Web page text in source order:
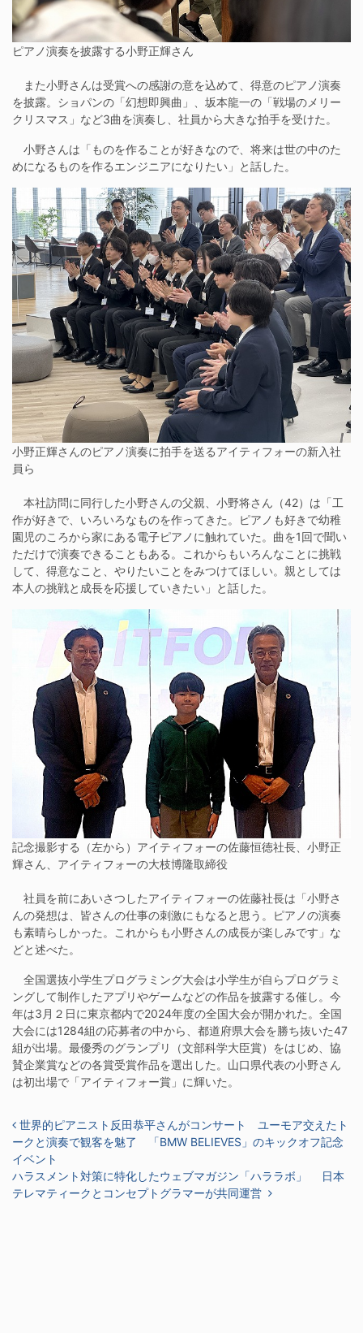
ピアノ演奏を披露する小野正輝さん
また小野さんは受賞への感謝の意を込めて、得意のピアノ演奏
を披露。ショパンの「幻想即興曲」、坂本龍一の「戦場のメリー
クリスマス」など3曲を演奏し、社員から大きな拍手を受けた。
小野さんは「ものを作ることが好きなので、将来は世の中のた
めになるものを作るエンジニアになりたい」と話した。
小野正輝さんのピアノ演奏に拍手を送るアイティフォーの新入社
員ら
本社訪問に同行した小野さんの父親、小野将さん（42）は「工
作が好きで、いろいろなものを作ってきた。ピアノも好きで幼稚
園児のころから家にある電子ピアノに触れていた。曲を1回で聞い
ただけで演奏できることもある。これからもいろんなことに挑戦
して、得意なこと、やりたいことをみつけてほしい。親としては
本人の挑戦と成長を応援していきたい」と話した。
記念撮影する（左から）アイティフォーの佐藤恒徳社長、小野正
輝さん、アイティフォーの大枝博隆取締役
社員を前にあいさつしたアイティフォーの佐藤社長は「小野さ
んの発想は、皆さんの仕事の刺激にもなると思う。ピアノの演奏
も素晴らしかった。これからも小野さんの成長が楽しみです」な
どと述べた。
全国選抜小学生プログラミング大会は小学生が自らプログラミ
ングして制作したアプリやゲームなどの作品を披露する催し。今
年は3月２日に東京都内で2024年度の全国大会が開かれた。全国
大会には1284組の応募者の中から、都道府県大会を勝ち抜いた47
組が出場。最優秀のグランプリ（文部科学大臣賞）をはじめ、協
賛企業賞などの各賞受賞作品を選出した。山口県代表の小野さん
は初出場で「アイティフォー賞」に輝いた。
投稿ナビゲーション
世界的ピアニスト反田恭平さんがコンサート ユーモア交えたト
ークと演奏で観客を魅了 「BMW BELIEVES」のキックオフ記念
イベント
ハラスメント対策に特化したウェブマガジン「ハララボ」 日本
テレマティークとコンセプトグラマーが共同運営